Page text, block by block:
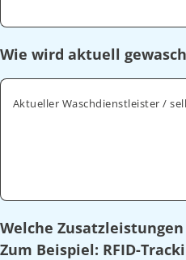
Wie wird aktuell
Aktueller Waschdienstleister /
Welche
Zum Beispiel: RFID-